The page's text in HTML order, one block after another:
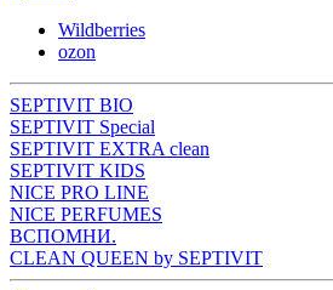
Wildberries
ozon
SEPTIVIT BIO
SEPTIVIT Special
SEPTIVIT EXTRA clean
SEPTIVIT KIDS
NICE PRO LINE
NICE PERFUMES
ВСПОМНИ.
CLEAN QUEEN by SEPTIVIT